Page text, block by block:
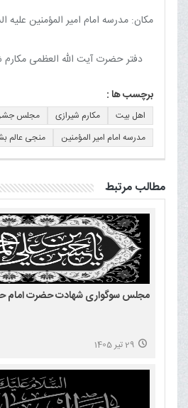
مکان: مدرسه امام امیر المؤمنین علیه
دفتر حضرت آیت الله العظمی مکارم
برچسب ها :
اهل بیت مکارم شیرازی
مجلس
مدرسه امام امیر المؤمنین
منجی عالم
مطالب مرتبط
مجلس سوگواری شهادت حضرت امام
29 تیر 1405